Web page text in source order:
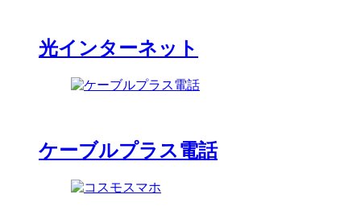
光インターネット
ケーブルプラス電話